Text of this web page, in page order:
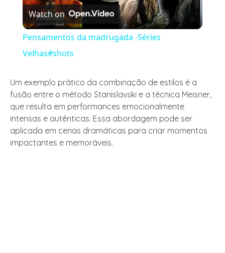
Video
Watch on
Pensamentos da madrugada -Séries
Velhas#shots
Um exemplo prático da combinação de estilos é a
fusão entre o método Stanislavski e a técnica Meisner,
que resulta em performances emocionalmente
intensas e autênticas. Essa abordagem pode ser
aplicada em cenas dramáticas para criar momentos
impactantes e memoráveis.